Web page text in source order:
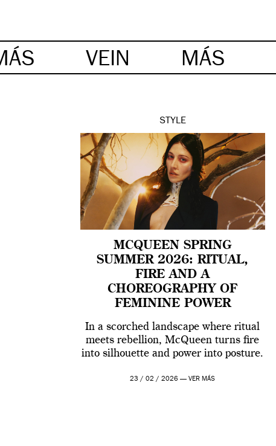
VEIN MÁS
STYLE
MCQUEEN SPRING
SUMMER 2026: RITUAL,
FIRE AND A
CHOREOGRAPHY OF
FEMININE POWER
In a scorched landscape where ritual
meets rebellion, McQueen turns fire
into silhouette and power into posture.
23 / 02 / 2026 —VER MÁS